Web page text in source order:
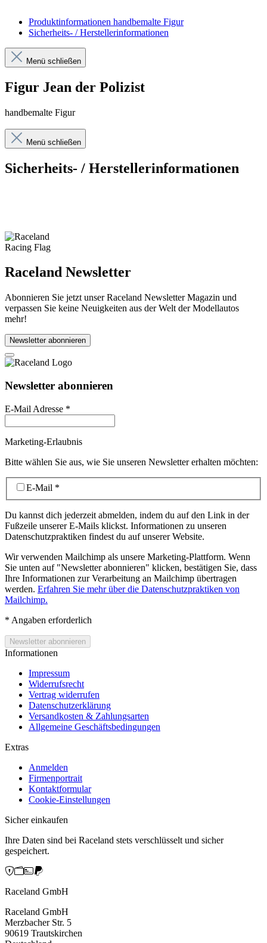
Produktinformationen handbemalte Figur
Sicherheits- / Herstellerinformationen
Menü schließen
Figur Jean der Polizist
handbemalte Figur
Menü schließen
Sicherheits- / Herstellerinformationen
Raceland Newsletter
Abonnieren Sie jetzt unser Raceland Newsletter Magazin und
verpassen Sie keine Neuigkeiten aus der Welt der Modellautos
mehr!
Newsletter abonnieren
Newsletter abonnieren
E-Mail Adresse *
Marketing-Erlaubnis
Bitte wählen Sie aus, wie Sie unseren Newsletter erhalten möchten:
E-Mail *
Du kannst dich jederzeit abmelden, indem du auf den Link in der
Fußzeile unserer E-Mails klickst. Informationen zu unseren
Datenschutzpraktiken findest du auf unserer Website.
Wir verwenden Mailchimp als unsere Marketing-Plattform. Wenn
Sie unten auf "Newsletter abonnieren" klicken, bestätigen Sie, dass
Ihre Informationen zur Verarbeitung an Mailchimp übertragen
werden. Erfahren Sie mehr über die Datenschutzpraktiken von
Mailchimp.
* Angaben erforderlich
Informationen
Impressum
Widerrufsrecht
Vertrag widerrufen
Datenschutzerklärung
Versandkosten & Zahlungsarten
Allgemeine Geschäftsbedingungen
Extras
Anmelden
Firmenportrait
Kontaktformular
Cookie-Einstellungen
Sicher einkaufen
Ihre Daten sind bei Raceland stets verschlüsselt und sicher
gespeichert.
Raceland GmbH
Raceland GmbH
Merzbacher Str. 5
90619 Trautskirchen